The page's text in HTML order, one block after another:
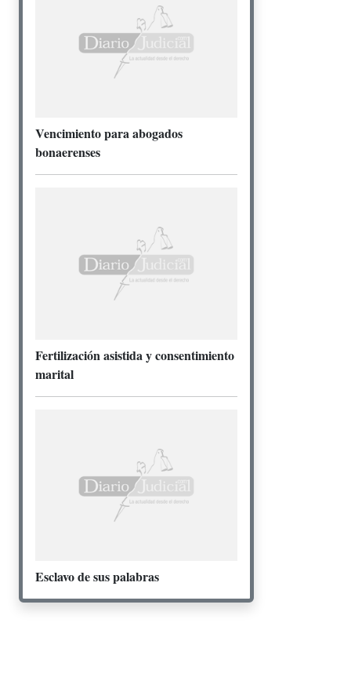
Vencimiento para abogados
bonaerenses
Fertilización asistida y consentimiento
marital
Esclavo de sus palabras